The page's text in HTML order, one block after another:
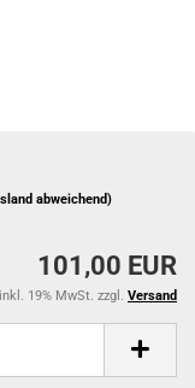
abweichend)
101,00 EUR
inkl. 19% MwSt. zzgl. Versand